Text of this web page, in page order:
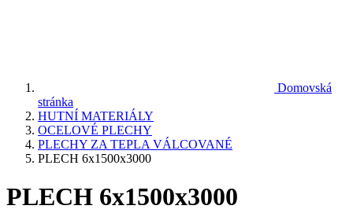
Domovská
stránka
HUTNÍ MATERIÁLY
OCELOVÉ PLECHY
PLECHY ZA TEPLA VÁLCOVANÉ
PLECH 6x1500x3000
PLECH 6x1500x3000